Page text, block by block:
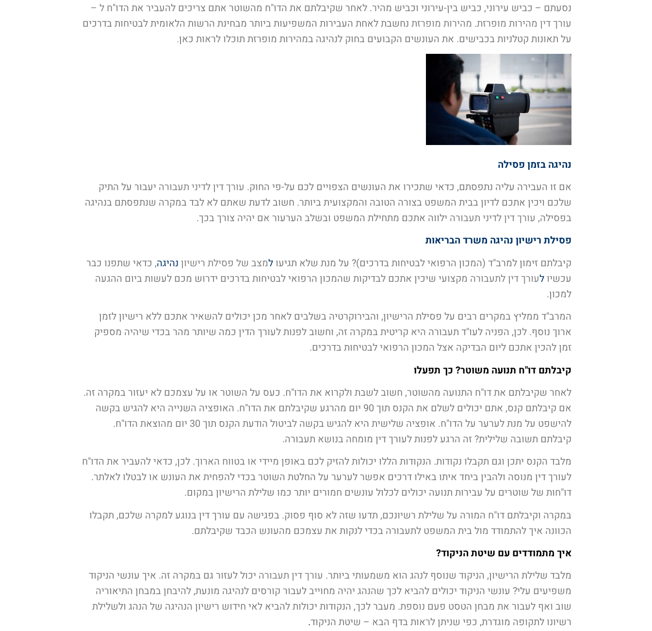
נסעתם – כביש עירוני, כביש בין-עירוני וכביש מהיר. לאחר שקיבלתם את הדו"ח מהשוטר אתם צריכים להעביר את הדו"ח ל –
עורך דין מהירות מופרזת. מהירות מופרזת נחשבת לאחת העבירות המשפיעות ביותר מבחינת הרשות הלאומית לבטיחות בדרכים
על תאונות קטלניות בכבישים. את העונשים הקבועים בחוק לנהיגה במהירות מופרזת תוכלו לראות כאן.
נהיגה בזמן פסילה
אם זו העבירה עליה נתפסתם, כדאי שתכירו את העונשים הצפויים לכם על-פי החוק. עורך דין לדיני תעבורה יעבור על התיק
שלכם ויכין אתכם לדיון בבית המשפט בצורה הטובה והמקצועית ביותר. חשוב לדעת שאתם לא לבד במקרה שנתפסתם בנהיגה
בפסילה, עורך דין לדיני תעבורה ילווה אתכם מתחילת המשפט ובשלב הערעור אם יהיה צורך בכך.
פסילת רישיון נהיגה משרד הבריאות
קיבלתם זימון למרב"ד (המכון הרפואי לבטיחות בדרכים)? על מנת שלא תגיעו למצב של פסילת רישיון נהיגה, כדאי שתפנו כבר
עכשיו לעורך דין לתעבורה מקצועי שיכין אתכם לבדיקות שהמכון הרפואי לבטיחות בדרכים ידרוש מכם לעשות ביום ההגעה
למכון.
המרב"ד ממליץ במקרים רבים על פסילת הרישיון, והבירוקרטיה בשלבים לאחר מכן יכולים להשאיר אתכם ללא רישיון לזמן
ארוך נוסף. לכן, הפניה לעו"ד תעבורה היא קריטית במקרה זה, וחשוב לפנות לעורך הדין כמה שיותר מהר בכדי שיהיה מספיק
זמן להכין אתכם ליום הבדיקה אצל המכון הרפואי לבטיחות בדרכים.
קיבלתם דו"ח תנועה משוטר? כך תפעלו
לאחר שקיבלתם את דו"ח התנועה מהשוטר, חשוב לשבת ולקרוא את הדו"ח. כעס על השוטר או על עצמכם לא יעזור במקרה זה.
אם קיבלתם קנס, אתם יכולים לשלם את הקנס תוך 90 יום מהרגע שקיבלתם את הדו"ח. האופציה השנייה היא להגיש בקשה
להישפט על מנת לערער על הדו"ח. אופציה שלישית היא להגיש בקשה לביטול הודעת הקנס תוך 30 יום מהוצאת הדו"ח.
קיבלתם תשובה שלילית? זה הרגע לפנות לעורך דין מומחה בנושא תעבורה.
מלבד הקנס יתכן וגם תקבלו נקודות. הנקודות הללו יכולות להזיק לכם באופן מיידי או בטווח הארוך. לכן, כדאי להעביר את הדו"ח
לעורך דין מנוסה ולהבין ביחד איתו באילו דרכים אפשר לערער על החלטת השוטר בכדי להפחית את העונש או לבטלו לאלתר.
דו"חות של שוטרים על עבירות תנועה יכולים לכלול עונשים חמורים יותר כמו שלילת הרישיון במקום.
במקרה וקיבלתם דו"ח המורה על שלילת רשיונכם, תדעו שזה לא סוף פסוק. בפגישה עם עורך דין בנוגע למקרה שלכם, תקבלו
הכוונה איך להתמודד מול בית המשפט לתעבורה בכדי לנקות את עצמכם מהעונש הכבד שקיבלתם.
איך מתמודדים עם שיטת הניקוד?
מלבד שלילת הרישיון, הניקוד שנוסף לנהג הוא משמעותי ביותר. עורך דין תעבורה יכול לעזור גם במקרה זה. איך עונשי הניקוד
משפיעים עלי? עונשי הניקוד יכולים להביא לכך שהנהג יהיה מחוייב לעבור קורסים לנהיגה מונעת, להיבחן במבחן התיאוריה
שוב ואף לעבור את מבחן הטסט פעם נוספת. מעבר לכך, הנקודות יכולות להביא לאי חידוש רישיון הנהיגה של הנהג ולשלילת
רשיונו לתקופה מוגדרת, כפי שניתן לראות בדף הבא – שיטת הניקוד.